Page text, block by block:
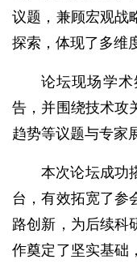
议题，兼顾宏观战
探索，体现了多维
论坛现场学
告，并围绕技术攻
趋势等议题与专家
本次论坛成功
台，有效拓宽了参
路创新，为后续科
作奠定了坚实基础